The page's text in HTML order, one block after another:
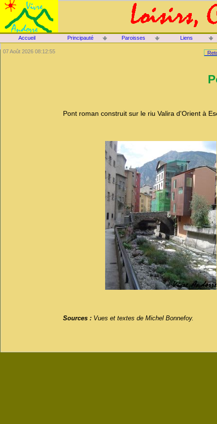
Pont roman construit sur le riu Valira d'Orient à
Sources : Vues et textes de Michel Bonnefoy.
07 Août 2026 08:12:55
Accueil Principauté Paroisses Liens